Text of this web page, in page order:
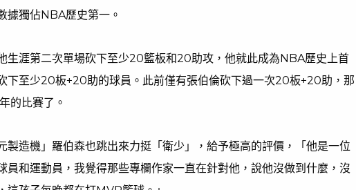
據獨佔NBA歷史第一。
生涯第二次單場砍下至少20籃板和20助攻，他就此成為NBA歷史上首
下至少20板+20助的球員。此前僅有張伯倫砍下過一次20板+20助，那
的比賽了。
製造機」羅伯森也跳出來力挺「衛少」，給予極高的評價，「他是一位
員和運動員，我覺得那些專欄作家一直在針對他，說他沒做到什麼，沒